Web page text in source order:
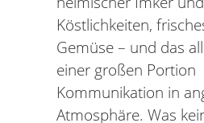
Köstlichkeiten,
Gemüse – und das
einer großen Portion
Kommunikation in
Atmosphäre. Was